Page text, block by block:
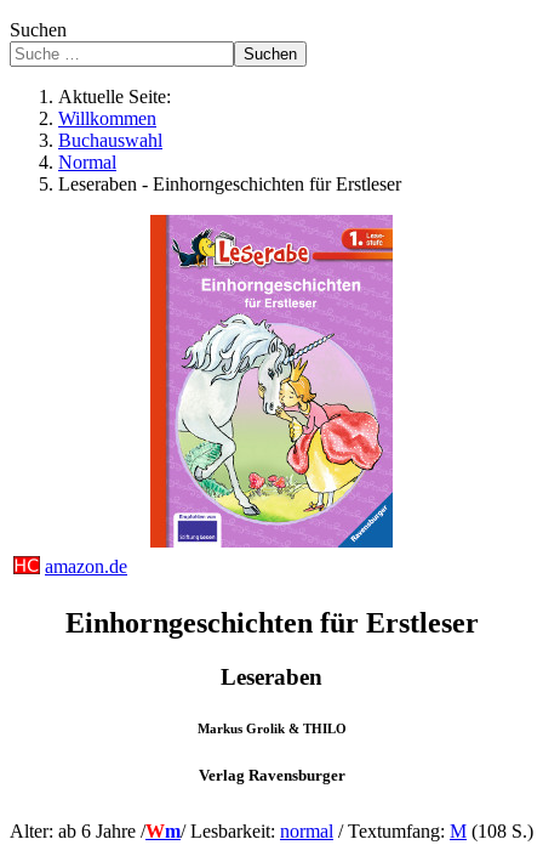
Suchen
Suchen
Aktuelle Seite:
Willkommen
Buchauswahl
Normal
Leseraben - Einhorngeschichten für Erstleser
amazon.de
Einhorngeschichten für Erstleser
Leseraben
Markus Grolik & THILO
Verlag Ravensburger
Alter: ab 6 Jahre /Wm/ Lesbarkeit: normal / Textumfang: M (108 S.)